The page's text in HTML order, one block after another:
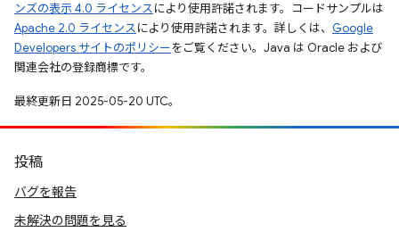
ンズの表示 4.0 ライセンスにより使用許諾されます。コードサンプルは
Apache 2.0 ライセンスにより使用許諾されます。詳しくは、 Google
Developers サイトのポリシーをご覧ください。Java は Oracle および
関連会社の登録商標です。
最終更新日 2025-05-20 UTC。
投稿
バグを報告
未解決の問題を見る